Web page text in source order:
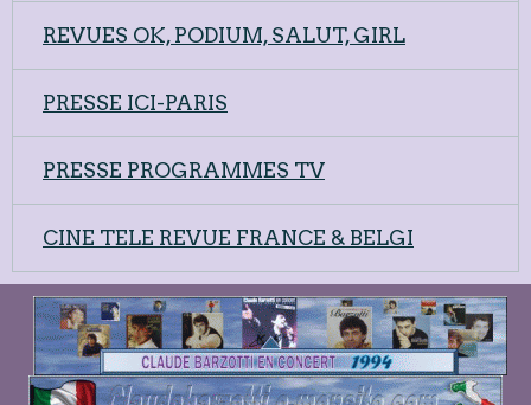
REVUES OK, PODIUM, SALUT, GIRL
PRESSE ICI-PARIS
PRESSE PROGRAMMES TV
CINE TELE REVUE FRANCE & BELGI